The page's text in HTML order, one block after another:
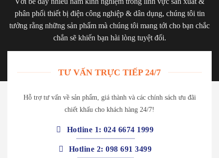
phân phối thiết bị điện công nghiệp & dân dụng, chúng tôi tin
tưởng rằng những sản phẩm mà chúng tôi mang tới cho bạn chắc
chắn sẽ khiến bạn hài lòng tuyệt đối.
TƯ VẤN TRỰC TIẾP 24/7
Hỗ trợ tư vấn về sản phẩm, giá thành và các chính sách ưu đãi
chiết khấu cho khách hàng 24/7!
Hotline 1: 024 6674 1999
Hotline 2: 098 691 3499